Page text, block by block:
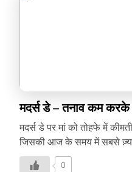
मदर्स डे – तनाव कम
मदर्स डे पर मां को तोहफे में
जिसकी आज के समय में सबसे
लिए पढ़ें यह लेख।
0